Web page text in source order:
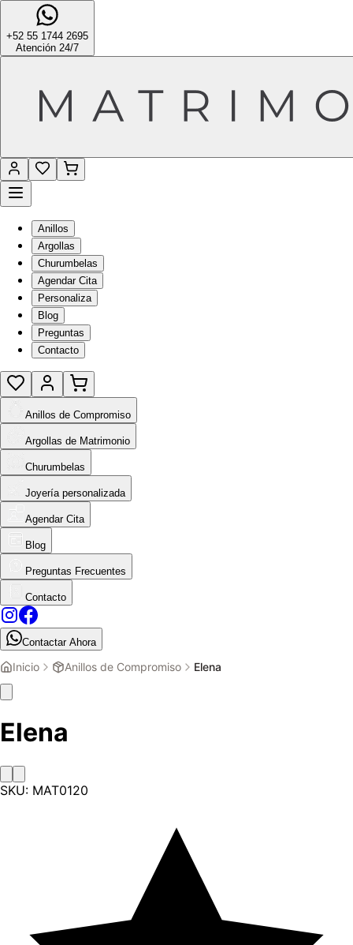
+52 55 1744 2695
Atención 24/7
Anillos
Argollas
Churumbelas
Agendar Cita
Personaliza
Blog
Preguntas
Contacto
Anillos de Compromiso
Argollas de Matrimonio
Churumbelas
Joyería personalizada
Agendar Cita
Blog
Preguntas Frecuentes
Contacto
Contactar Ahora
Inicio Anillos de Compromiso Elena
Elena
SKU: MAT0120